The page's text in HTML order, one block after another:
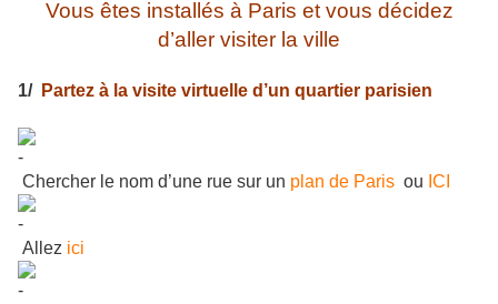
Vous êtes installés à Paris et vous décidez
d’aller visiter la ville
1/ Partez à la visite virtuelle d’un quartier parisien
Chercher le nom d’une rue sur un plan de Paris ou ICI
Allez ici